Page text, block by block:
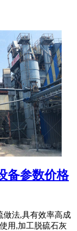
备参数价格
做法,具有效率高成
用,加工脱硫石灰